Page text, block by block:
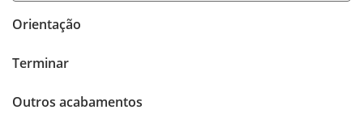
Orientação
Terminar
Outros acabamentos